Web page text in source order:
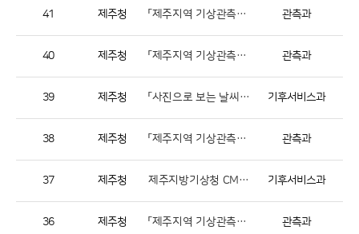
41 제주청 「제주지역 기상관측동아리」 7월 우수 제보 내용 선정 결과 알림 관측과
40 제주청 「제주지역 기상관측동아리」 6월 우수 제보 내용 선정 결과 알림 관측과
39 제주청 「사진으로 보는 날씨 이야기」 2017 기상기후 사진전 기후서비스과
38 제주청 「제주지역 기상관측동아리」 5월 우수 제보 내용 선정 결과 알림 관측과
37 제주청 제주지방기상청 CMKM 청소년 기후변화 홍보단 선발명단 발표 기후서비스과
36 제주청 「제주지역 기상관측동아리」 4월 우수 제보 내용 선정 결과 알림 관측과